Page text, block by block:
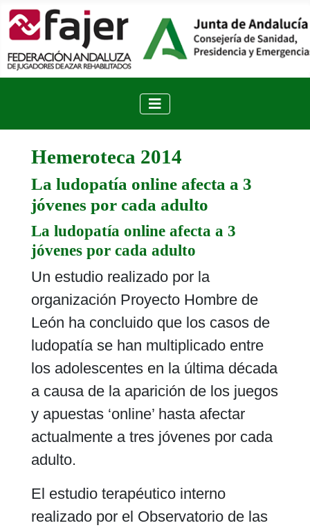
Hemeroteca 2014
La ludopatía online afecta a 3
jóvenes por cada adulto
La ludopatía online afecta a 3
jóvenes por cada adulto
Un estudio realizado por la
organización Proyecto Hombre de
León ha concluido que los casos de
ludopatía se han multiplicado entre
los adolescentes en la última década
a causa de la aparición de los juegos
y apuestas ‘online’ hasta afectar
actualmente a tres jóvenes por cada
adulto.
El estudio terapéutico interno
realizado por el Observatorio de las